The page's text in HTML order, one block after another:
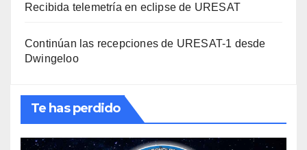
Recibida telemetría en eclipse de URESAT
Continúan las recepciones de URESAT-1 desde
Dwingeloo
Te has perdido